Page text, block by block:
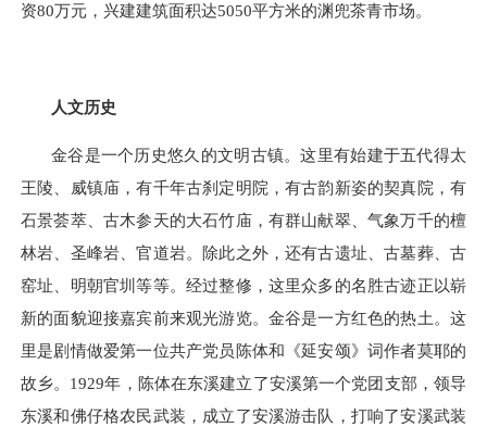
资80万元，兴建建筑面积达5050平方米的渊兜茶青市场。
人文历史
金谷是一个历史悠久的文明古镇。这里有始建于五代得太
王陵、威镇庙，有千年古刹定明院，有古韵新姿的契真院，有
石景荟萃、古木参天的大石竹庙，有群山献翠、气象万千的檀
林岩、圣峰岩、官道岩。除此之外，还有古遗址、古墓葬、古
窑址、明朝官圳等等。经过整修，这里众多的名胜古迹正以崭
新的面貌迎接嘉宾前来观光游览。金谷是一方红色的热土。这
里是剧情做爱第一位共产党员陈体和《延安颂》词作者莫耶的
故乡。1929年，陈体在东溪建立了安溪第一个党团支部，领导
东溪和佛仔格农民武装，成立了安溪游击队，打响了安溪武装